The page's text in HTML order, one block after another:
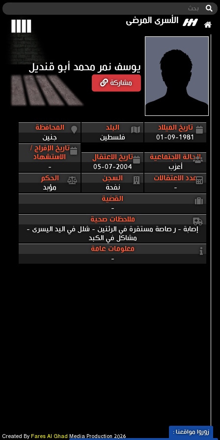
يوسف نمر محمد أبو قنديل
مشاركة
تاريخ الميلاد
01-09-1981
البلد
فلسطين
المحافظة
جنين
الحالة الاجتماعية
أعزب
تاريخ الاعتقال
05-07-2004
تاريخ الإفراج /
الاستشهاد
-
عدد الاعتقالات
-
السجن
نفحة
الحكم
مؤبد
القضية
-
ملاحظات صحية
إصابة - ر صاصة مستقرة في الرئتين - شلل في اليد اليسرى -
مشاكل في الكبد
معلومات عامة
-
الأسرى المرضى
Created By Fares Al Ghad Media Production 2026
زوروا مواقعنا :